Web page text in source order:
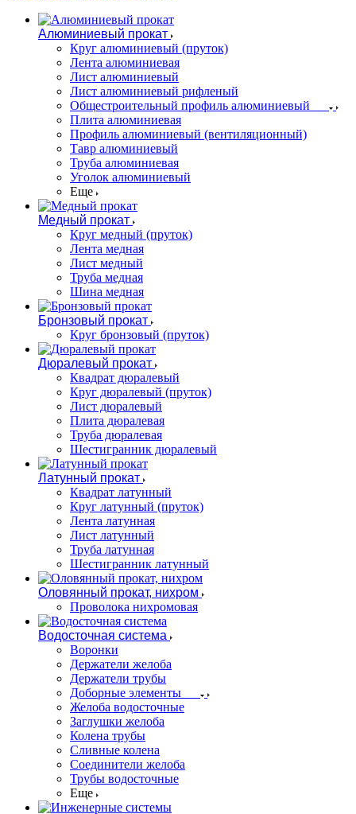
Алюминиевый прокат
Круг алюминиевый (пруток)
Лента алюминиевая
Лист алюминиевый
Лист алюминиевый рифленый
Общестроительный профиль алюминиевый
Плита алюминиевая
Профиль алюминиевый (вентиляционный)
Тавр алюминиевый
Труба алюминиевая
Уголок алюминиевый
Еще
Медный прокат
Круг медный (пруток)
Лента медная
Лист медный
Труба медная
Шина медная
Бронзовый прокат
Круг бронзовый (пруток)
Дюралевый прокат
Квадрат дюралевый
Круг дюралевый (пруток)
Лист дюралевый
Плита дюралевая
Труба дюралевая
Шестигранник дюралевый
Латунный прокат
Квадрат латунный
Круг латунный (пруток)
Лента латунная
Лист латунный
Труба латунная
Шестигранник латунный
Оловянный прокат, нихром
Проволока нихромовая
Водосточная система
Воронки
Держатели желоба
Держатели трубы
Доборные элементы
Желоба водосточные
Заглушки желоба
Колена трубы
Сливные колена
Соединители желоба
Трубы водосточные
Еще